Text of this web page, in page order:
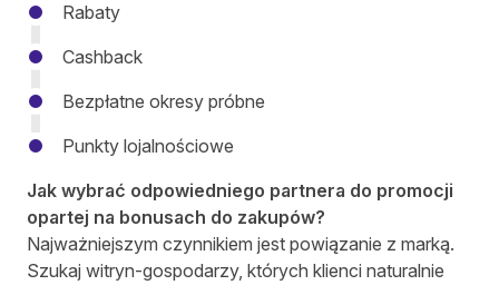
Rabaty
Cashback
Bezpłatne okresy próbne
Punkty lojalnościowe
Jak wybrać odpowiedniego partnera do promocji
opartej na bonusach do zakupów?
Najważniejszym czynnikiem jest powiązanie z marką.
Szukaj witryn-gospodarzy, których klienci naturalnie